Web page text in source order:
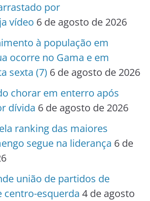
por
vídeo 6 de agosto de 2026
à população em
ocorre no Gama e em
sexta (7) 6 de agosto de 2026
chorar em enterro após
dívida 6 de agosto de 2026
ranking das maiores
segue na liderança 6 de
união de partidos de
centro-esquerda 4 de agosto